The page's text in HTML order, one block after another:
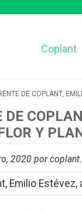
Coplant
DE COPLANT,
DE
Y
2020 por coplant.